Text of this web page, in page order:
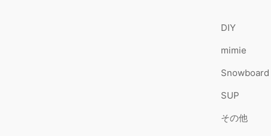
DIY
mimie
Snowboard
SUP
その他